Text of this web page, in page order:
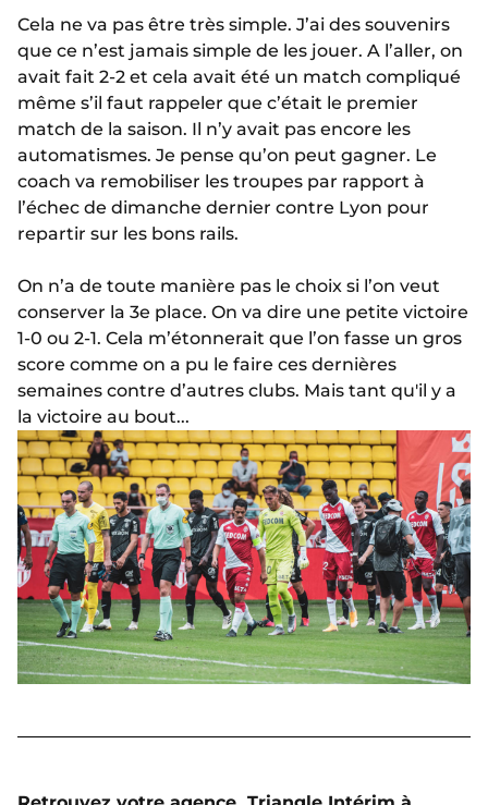
Cela ne va pas être très simple. J’ai des souvenirs
que ce n’est jamais simple de les jouer. A l’aller, on
avait fait 2-2 et cela avait été un match compliqué
même s’il faut rappeler que c’était le premier
match de la saison. Il n’y avait pas encore les
automatismes. Je pense qu’on peut gagner. Le
coach va remobiliser les troupes par rapport à
l’échec de dimanche dernier contre Lyon pour
repartir sur les bons rails.
On n’a de toute manière pas le choix si l’on veut
conserver la 3e place. On va dire une petite victoire
1-0 ou 2-1. Cela m’étonnerait que l’on fasse un gros
score comme on a pu le faire ces dernières
semaines contre d’autres clubs. Mais tant qu'il y a
la victoire au bout...